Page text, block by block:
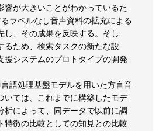
響が大きいことがわかっているた
ラベルなし音声資料の拡充による
し、その成果を反映する。そし
るため、検索タスクの新たな設
援システムのプロトタイプの開発
語処理基盤モデルを用いた方言音
いては、これまでに構築したモデ
析によって、同データで以前に調
特徴の比較としての知見との比較